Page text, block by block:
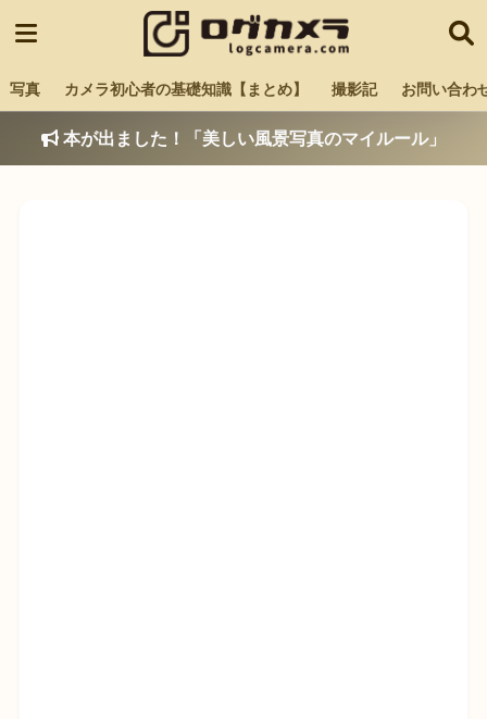
写真 カメラ初心者の基礎知識【まとめ】 撮影記 お問い合わ
本が出ました！「美しい風景写真のマイルール」